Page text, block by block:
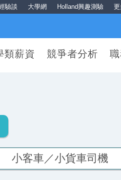
驗談 大學網 Holland興趣測驗 更
類薪資 競爭者分析